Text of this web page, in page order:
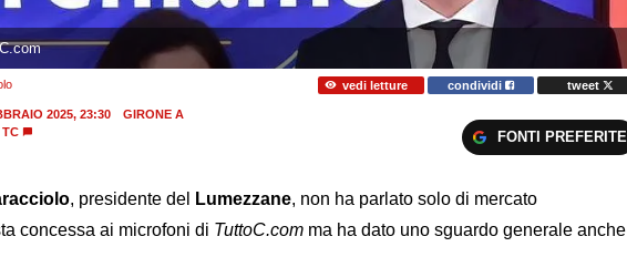
vedi letture condividi tweet
2025, 23:30
GIRONE A
TC FONTI PREFERITE
, presidente del Lumezzane, non ha parlato solo di mercato
concessa ai microfoni di TuttoC.com ma ha dato uno sguardo generale anche